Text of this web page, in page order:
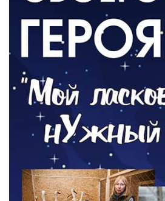
Новый настил на экотропе
05.08.2026